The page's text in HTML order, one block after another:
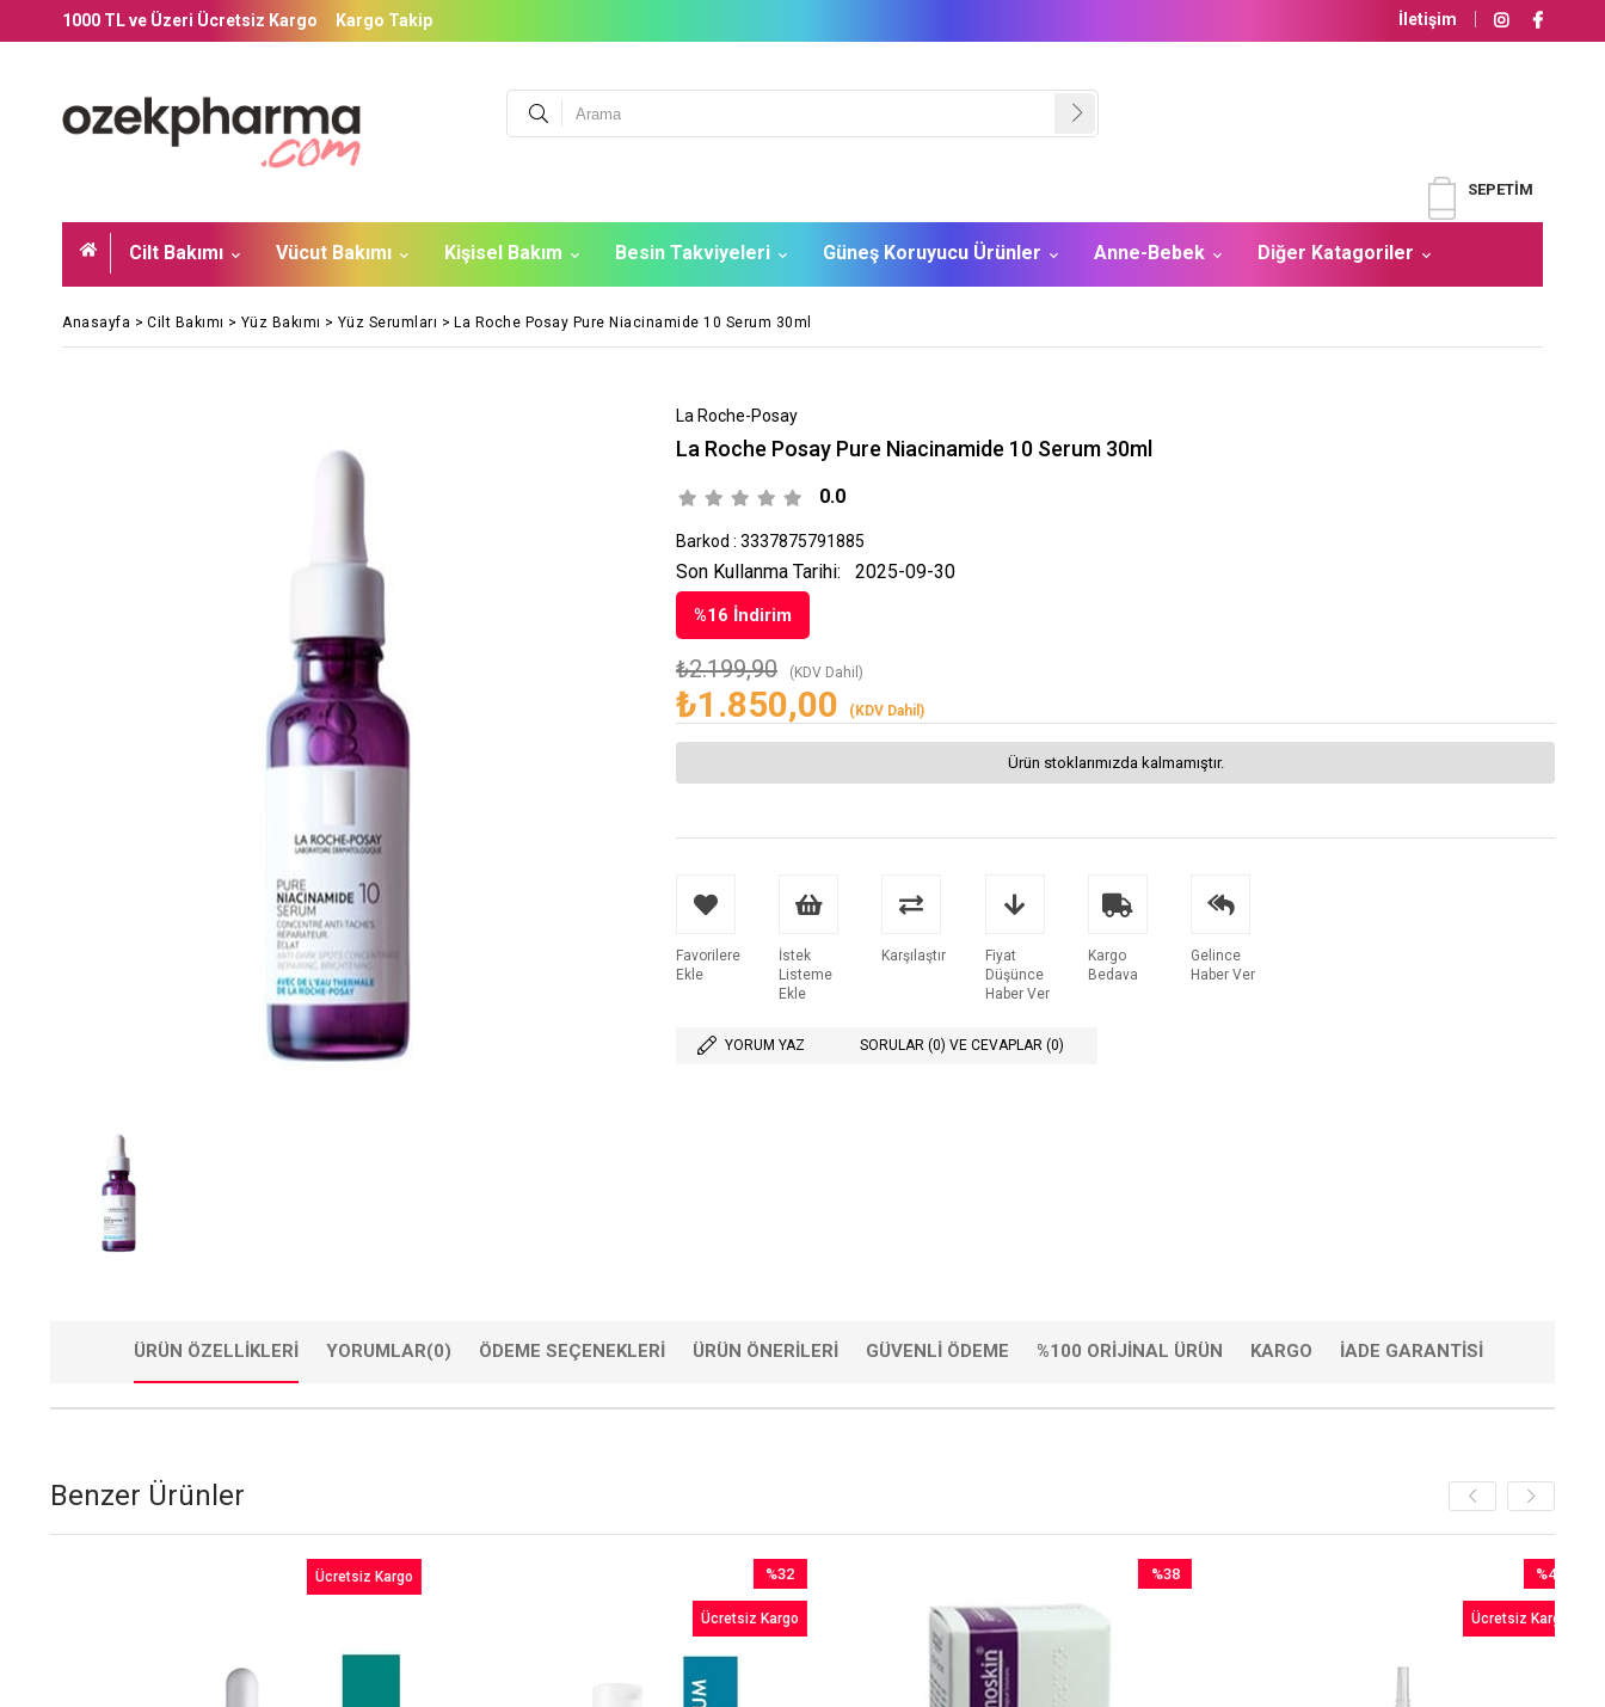
1000 TL ve Üzeri Ücretsiz Kargo Kargo Takip İletişim
SEPETIM
Cilt Bakımı Vücut Bakımı Kişisel Bakım Besin Takviyeleri Güneş Koruyucu Ürünler Anne-Bebek Diğer Katagoriler
Anasayfa > Cilt Bakımı > Yüz Bakımı > Yüz Serumları > La Roche Posay Pure Niacinamide 10 Serum 30ml
La Roche-Posay
La Roche Posay Pure Niacinamide 10 Serum 30ml
0.0
Barkod : 3337875791885
%16 İndirim
₺2.199,90 (KDV Dahil)
₺1.850,00 (KDV Dahil)
Son Kullanma Tarihi: 2025-09-30
Ürün stoklarımızda kalmamıştır.
Favorilere
Ekle
İstek
Listeme
Ekle
Karşılaştır
Fiyat
Düşünce
Haber Ver
Kargo
Bedava
Gelince
Haber Ver
YORUM YAZ SORULAR (0) VE CEVAPLAR (0)
ÜRÜN ÖZELLIKLERI YORUMLAR(0) ÖDEME SEÇENEKLERI ÜRÜN ÖNERILERI GÜVENLI ÖDEME %100 ORIJINAL ÜRÜN KARGO İADE GARANTISI
Benzer Ürünler
Ücretsiz Kargo
%32
İndirim
%32İndirim
Ücretsiz Kargo
%38
%45
İndirim
%45İndirim
Ücretsiz Kargo